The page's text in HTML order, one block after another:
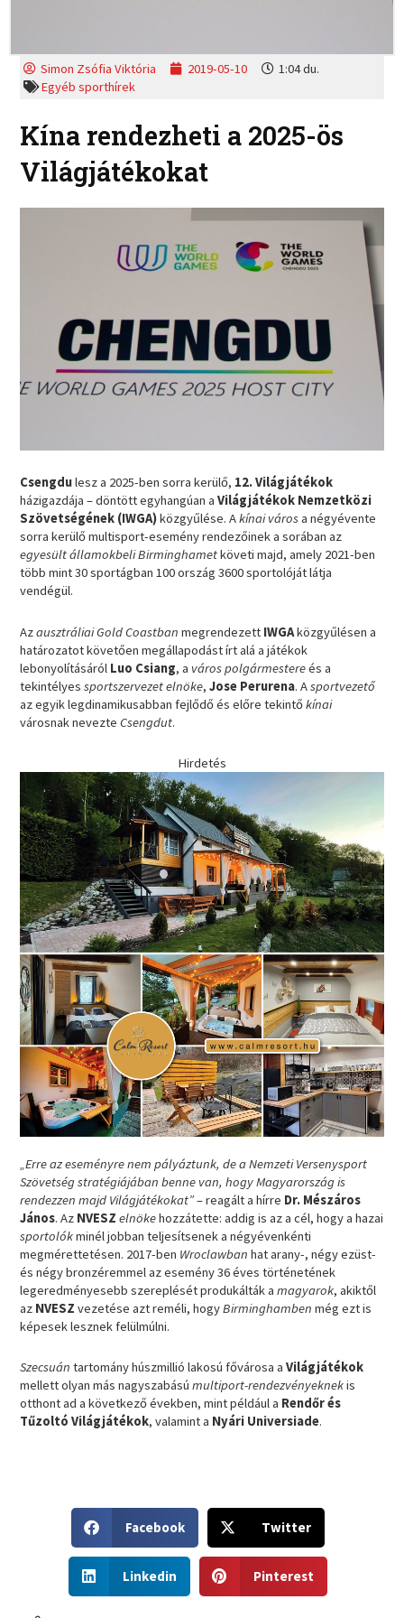
Simon Zsófia Viktória 2019-05-10
1:04 du.
Egyéb sporthírek
Kína rendezheti a 2025-ös
Világjátékokat
Csengdulesz a 2025-ben sorra kerülő, 12. Világjátékok
házigazdája – döntött egyhangúan aVilágjátékok Nemzetközi
Szövetségének (IWGA)közgyűlése. Akínai városa négyévente
sorra kerülő multisport-esemény rendezőinek a sorában az
egyesült államokbeliBirminghametköveti majd, amely 2021-ben
több mint 30 sportágban 100 ország 3600 sportolóját látja
vendégül.
AzausztráliaiGold Coastban megrendezett IWGAközgyűlésen a
határozatot követően megállapodást írt alá a játékok
lebonyolításáról Luo Csiang, a város polgármestereés a
tekintélyessportszervezet elnöke,Jose Perurena. Asportvezető
az egyik legdinamikusabban fejlődő és előre tekintőkínai
városnak nevezteCsengdut.
Hirdetés
„Erre az eseményre nem pályáztunk, de a Nemzeti Versenysport
Szövetség stratégiájában benne van, hogy Magyarország is
rendezzen majd Világjátékokat”– reagált a hírre Dr. Mészáros
János. Az NVESZ elnökehozzátette: addig is az a cél, hogy a hazai
sportolókminél jobban teljesítsenek a négyévenkénti
megmérettetésen. 2017-ben Wroclawban hat arany-, négy ezüst-
és négy bronzéremmel az esemény 36 éves történetének
legeredményesebb szereplését produkálták amagyarok, akiktől
az NVESZ vezetése azt reméli, hogyBirminghamben még ezt is
képesek lesznek felülmúlni.
Szecsuán tartomány húszmillió lakosú fővárosa aVilágjátékok
mellett olyan más nagyszabásúmultiport-rendezvényeknekis
otthont ad a következő években, mint például a Rendőr és
Tűzoltó Világjátékok, valamint a Nyári Universiade.
h
a
r
Facebook
h
a
Twitter
h
a
Linkedin
h
a
Pinterest